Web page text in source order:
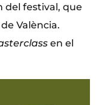
del festival, que
València.
en el